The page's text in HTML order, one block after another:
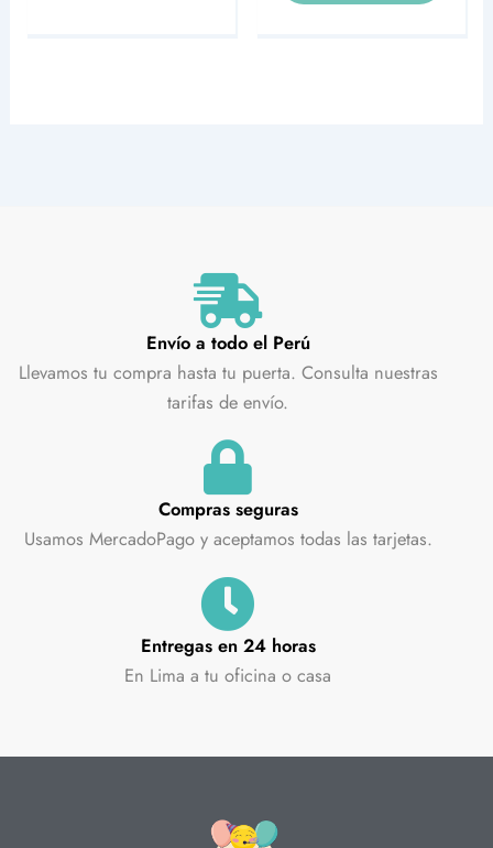
Envío a todo el Perú
Llevamos tu compra hasta tu puerta. Consulta nuestras
tarifas de envío.
Compras seguras
Usamos MercadoPago y aceptamos todas las tarjetas.
Entregas en 24 horas
En Lima a tu oficina o casa